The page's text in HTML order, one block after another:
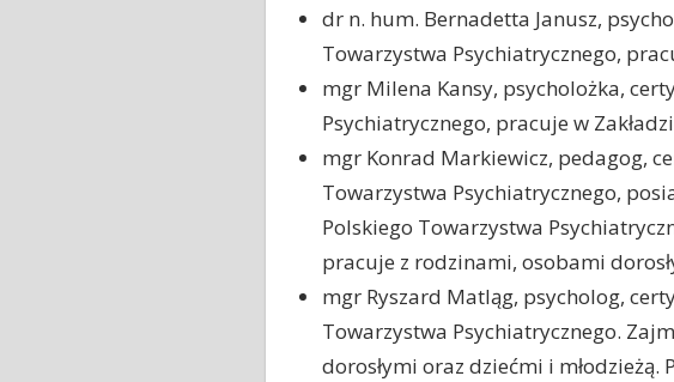
dr n. hum. Bernadetta Janusz,
Towarzystwa Psychiatrycznego,
mgr Milena Kansy, psycholożka,
Psychiatrycznego, pracuje w
mgr Konrad Markiewicz, pedagog,
Towarzystwa Psychiatrycznego,
Polskiego Towarzystwa
pracuje z rodzinami, osobami
mgr Ryszard Matląg, psycholog,
Towarzystwa Psychiatrycznego.
dorosłymi oraz dziećmi i